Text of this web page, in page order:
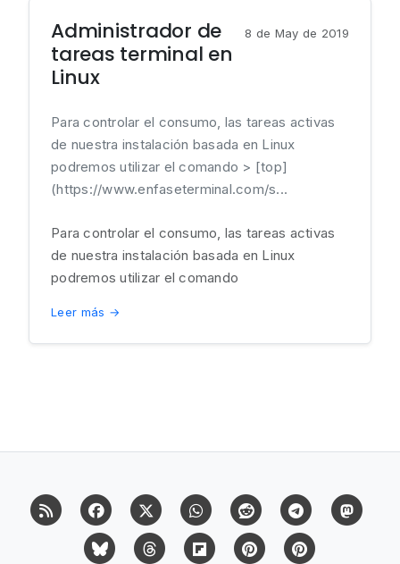
Administrador de
tareas terminal en
Linux
8 de May de 2019
Para controlar el consumo, las tareas activas
de nuestra instalación basada en Linux
podremos utilizar el comando > [top]
(https://www.enfaseterminal.com/s...
Para controlar el consumo, las tareas activas
de nuestra instalación basada en Linux
podremos utilizar el comando
Leer más →
RSS FacebookX (Twitter)Whatsapp Reddit Telegram
Bluesky Threads Flipboard Pinterest